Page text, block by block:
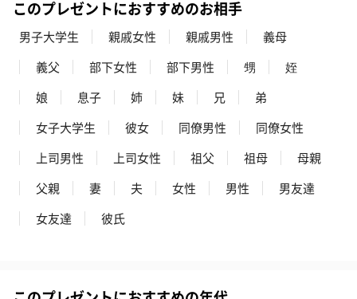
このプレゼントにおすすめのお相手
男子大学生 親戚女性 親戚男性
義母
義父
部下女性 部下男性 甥
姪
娘
息子 姉 妹 兄
弟
女子大学生
彼女 同僚男性
同僚女性
上司男性
上司女性 祖父 祖母
母親
父親
妻 夫 女性 男性
男友達
女友達
彼氏